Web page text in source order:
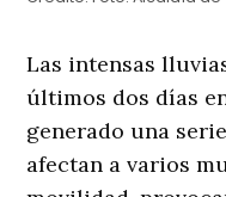
Las intensas
últimos dos días
generado una
afectan a varios